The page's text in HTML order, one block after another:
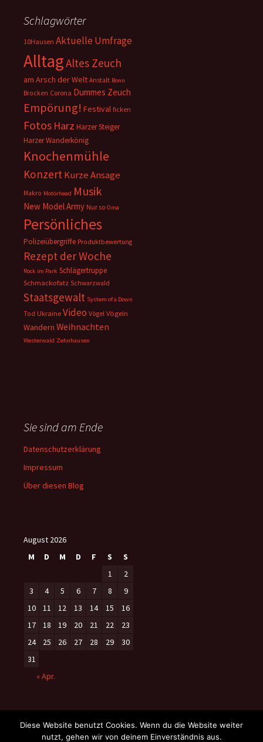
Schlagwörter
10Hausen Aktuelle Umfrage
AlltagAltes Zeuch
am Arsch der Welt Anstalt Bonn
Brocken Corona Dummes Zeuch
Empörung! Festival ficken
Fotos Harz Harzer Steiger
Harzer Wanderkönig
Knochenmühle
KonzertKurze Ansage
Makro Motörhead Musik
New Model Army Nur so Oma
Persönliches
Polizeiübergriffe Produktbewertung
Rezept der Woche
Rock im Park Schlägertruppe
Schmackofatz Schwarzwald
Staatsgewalt System of a Down
Tod Ukraine Video Vögel Vögeln
Wandern Weihnachten
Westerwald Zehnhausen
Sie sind am Ende
Datenschutzerklärung
Impressum
Über diesen Blog
August 2026
M
D M D F S
S
1
2
3
4 5 6 7 8
9
10
11 12 13 14 15
16
17
18 19 20 21 22
23
24
25 26 27 28 29
30
31
« Apr.
Diese Website benutzt Cookies. Wenn du die Website weiter
nutzt, gehen wir von deinem Einverständnis aus.